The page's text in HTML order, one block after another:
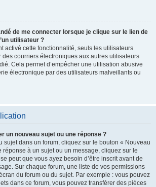
de me connecter lorsque je clique sur le lien de
utilisateur ?
activé cette fonctionnalité, seuls les utilisateurs
des courriers électroniques aux autres utilisateurs
Cela permet d’empêcher une utilisation abusive
électronique par des utilisateurs malveillants ou
un nouveau sujet ou une réponse ?
sujet dans un forum, cliquez sur le bouton « Nouveau
réponse à un sujet ou un message, cliquez sur le
peut que vous ayez besoin d’être inscrit avant de
Sur chaque forum, une liste de vos permissions
du forum ou du sujet. Par exemple : vous pouvez
dans ce forum, vous pouvez transférer des pièces